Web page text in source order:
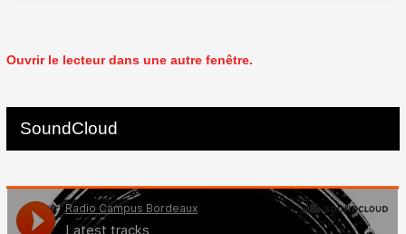
Ouvrir le lecteur dans une autre fenêtre.
SoundCloud